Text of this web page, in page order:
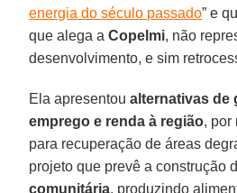
energia do século passado” e
que alega aCopelmi, não
desenvolvimento, e sim
Ela apresentoualternativas de
emprego e renda à região, por
para recuperação de áreas
projeto que prevê a construção
comunitária, produzindo